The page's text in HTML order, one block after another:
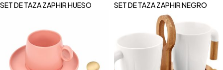
SET DE TAZA ZAPHIR HUESO SET DE TAZA ZAPHIR NEGRO